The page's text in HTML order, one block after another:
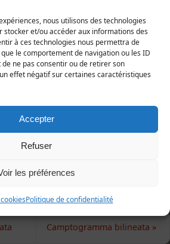
nous utilisons des technologies
stocker et/ou accéder aux informations des
à ces technologies nous permettra de
le comportement de navigation ou les ID
de ne pas consentir ou de retirer son
effet négatif sur certaines caractéristiques
Accepter
Refuser
les préférences
Politique de confidentialité
| Arthropoda | Hexapoda |
| Geometridae
méridionale, plus rare en
méridionale et
Camptogramma bilineata »